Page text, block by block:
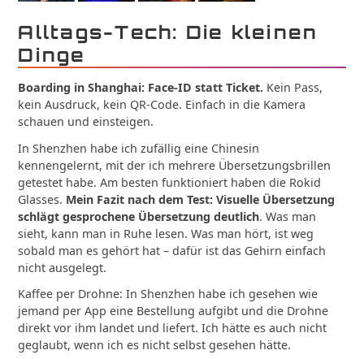
Alltags-Tech: Die kleinen
Dinge
Boarding in Shanghai: Face-ID statt Ticket. Kein Pass,
kein Ausdruck, kein QR-Code. Einfach in die Kamera
schauen und einsteigen.
In Shenzhen habe ich zufällig eine Chinesin
kennengelernt, mit der ich mehrere Übersetzungsbrillen
getestet habe. Am besten funktioniert haben die Rokid
Glasses. Mein Fazit nach dem Test: Visuelle Übersetzung
schlägt gesprochene Übersetzung deutlich. Was man
sieht, kann man in Ruhe lesen. Was man hört, ist weg
sobald man es gehört hat – dafür ist das Gehirn einfach
nicht ausgelegt.
Kaffee per Drohne: In Shenzhen habe ich gesehen wie
jemand per App eine Bestellung aufgibt und die Drohne
direkt vor ihm landet und liefert. Ich hätte es auch nicht
geglaubt, wenn ich es nicht selbst gesehen hätte.